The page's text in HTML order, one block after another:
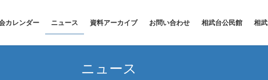
カレンダー ニュース 資料アーカイブ お問い合わせ 相武台公民館 相
ニュース